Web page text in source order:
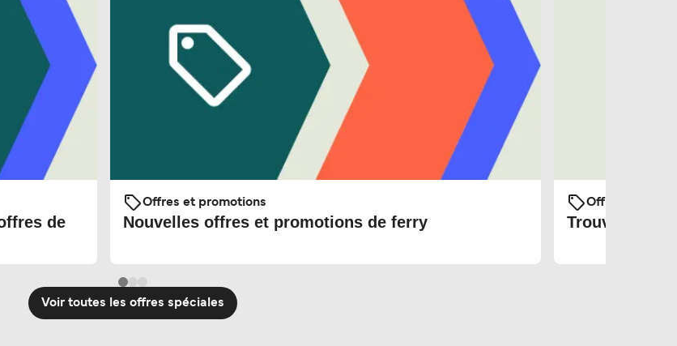
de
Offres et promotions
Nouvelles offres et promotions de ferry
Offres et
Trouvez les
Voir toutes les offres spéciales